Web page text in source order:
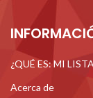
¿QUÉ ES: MI
Acerca de